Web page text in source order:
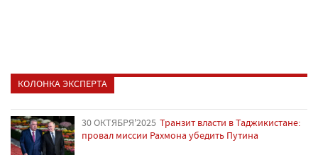
КОЛОНКА ЭКСПЕРТА
30 ОКТЯБРЯ'2025 Транзит власти в Таджикистане:
провал миссии Рахмона убедить Путина